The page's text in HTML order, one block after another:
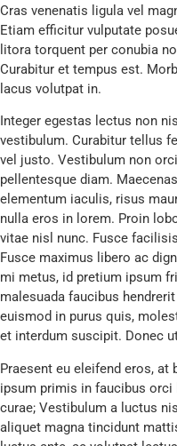
Cras venenatis ligula vel
Etiam efficitur vulputate
litora torquent per conubia
Curabitur et tempus est.
lacus volutpat in.
Integer egestas lectus non
vestibulum. Curabitur tellus
vel justo. Vestibulum non
pellentesque diam.
elementum iaculis, risus
nulla eros in lorem. Proin
vitae nisl nunc. Fusce
Fusce maximus libero ac
mi metus, id pretium ipsum
malesuada faucibus
euismod in purus quis,
et interdum suscipit. Donec
Praesent eu eleifend eros,
ipsum primis in faucibus
curae; Vestibulum a luctus
aliquet magna tincidunt